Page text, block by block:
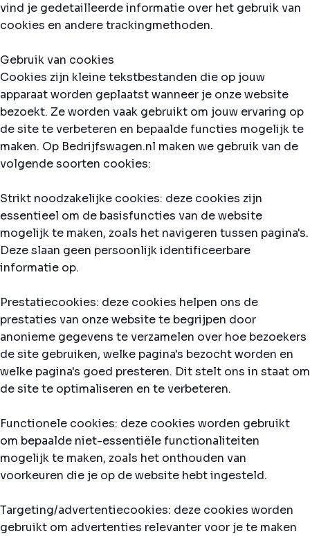
vind je gedetailleerde informatie over het gebruik van
cookies en andere trackingmethoden.
Gebruik van cookies
Cookies zijn kleine tekstbestanden die op jouw
apparaat worden geplaatst wanneer je onze website
bezoekt. Ze worden vaak gebruikt om jouw ervaring op
de site te verbeteren en bepaalde functies mogelijk te
maken. Op Bedrijfswagen.nl maken we gebruik van de
volgende soorten cookies:
Strikt noodzakelijke cookies: deze cookies zijn
essentieel om de basisfuncties van de website
mogelijk te maken, zoals het navigeren tussen pagina's.
Deze slaan geen persoonlijk identificeerbare
informatie op.
Prestatiecookies: deze cookies helpen ons de
prestaties van onze website te begrijpen door
anonieme gegevens te verzamelen over hoe bezoekers
de site gebruiken, welke pagina's bezocht worden en
welke pagina's goed presteren. Dit stelt ons in staat om
de site te optimaliseren en te verbeteren.
Functionele cookies: deze cookies worden gebruikt
om bepaalde niet-essentiële functionaliteiten
mogelijk te maken, zoals het onthouden van
voorkeuren die je op de website hebt ingesteld.
Targeting/advertentiecookies: deze cookies worden
gebruikt om advertenties relevanter voor je te maken